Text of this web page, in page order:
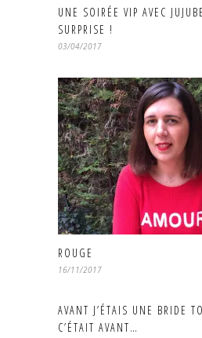
UNE SOIRÉE VIP AVEC
SURPRISE !
03/04/2017
ROUGE
16/11/2017
AVANT J’ÉTAIS UNE BRIDE
C’ÉTAIT AVANT…